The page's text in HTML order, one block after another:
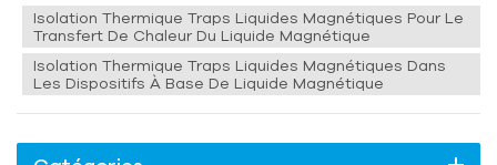
Isolation Thermique Traps Liquides Magnétiques Pour Le
Transfert De Chaleur Du Liquide Magnétique
Isolation Thermique Traps Liquides Magnétiques Dans
Les Dispositifs À Base De Liquide Magnétique